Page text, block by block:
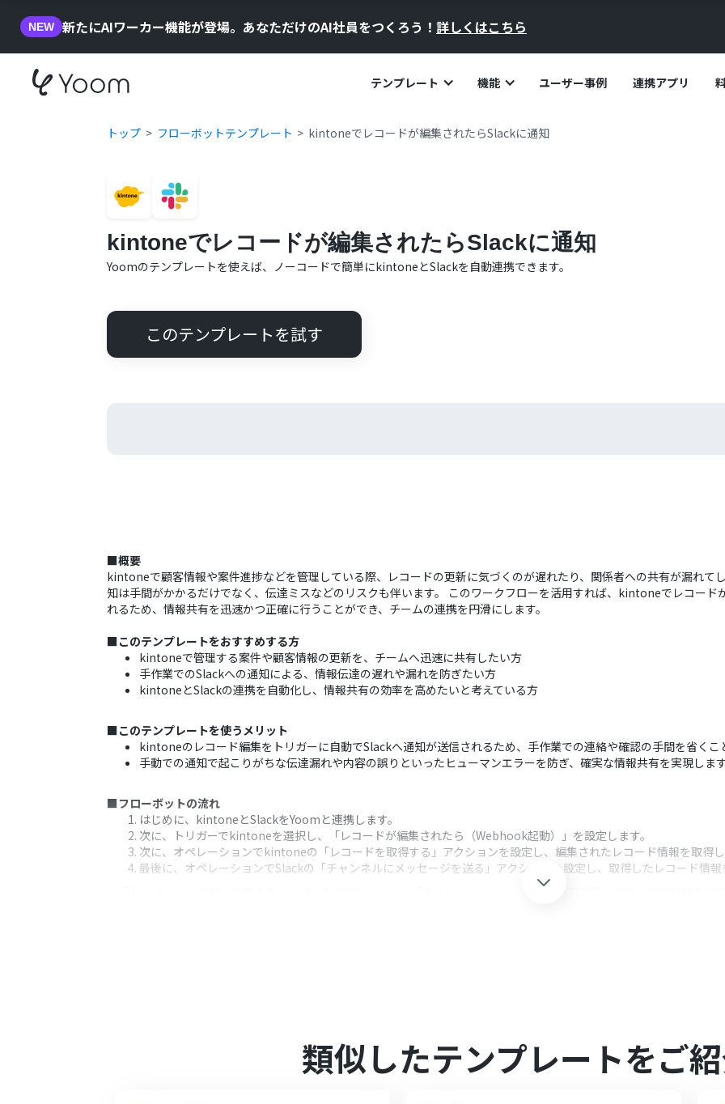
NEW 新たにAIワーカー機能が登場。あなただけのAI社員をつくろう！ 詳しくはこちら
テンプレート 機能 ユーザー事例 連携アプリ
トップ フローボットテンプレート kintoneでレコードが編集されたらSlackに通知
kintoneでレコードが編集されたらSlackに通知
Yoomのテンプレートを使えば、ノーコードで簡単にkintoneとSlackを自動連携できます。
このテンプレートを試す
■概要
kintoneで顧客情報や案件進捗などを管理している際、レコードの更新に気づくのが遅れたり、関係者への共有が漏れて
知は手間がかかるだけでなく、伝達ミスなどのリスクも伴います。 このワークフローを活用すれば、kintoneでレコー
れるため、情報共有を迅速かつ正確に行うことができ、チームの連携を円滑にします。
■このテンプレートをおすすめする方
kintoneで管理する案件や顧客情報の更新を、チームへ迅速に共有したい方
手作業でのSlackへの通知による、情報伝達の遅れや漏れを防ぎたい方
kintoneとSlackの連携を自動化し、情報共有の効率を高めたいと考えている方
■このテンプレートを使うメリット
kintoneのレコード編集をトリガーに自動でSlackへ通知が送信されるため、手作業での連絡や確認の手間を省くこ
手動での通知で起こりがちな伝達漏れや内容の誤りといったヒューマンエラーを防ぎ、確実な情報共有を実現しま
■フローボットの流れ
はじめに、kintoneとSlackをYoomと連携します。
次に、トリガーでkintoneを選択し、「レコードが編集されたら（Webhook起動）」を設定します。
次に、オペレーションでkintoneの「レコードを取得する」アクションを設定し、編集されたレコード情報を取得
最後に、オペレーションでSlackの「チャンネルにメッセージを送る」アクションを設定し、取得したレコード情
類似したテンプレートをご